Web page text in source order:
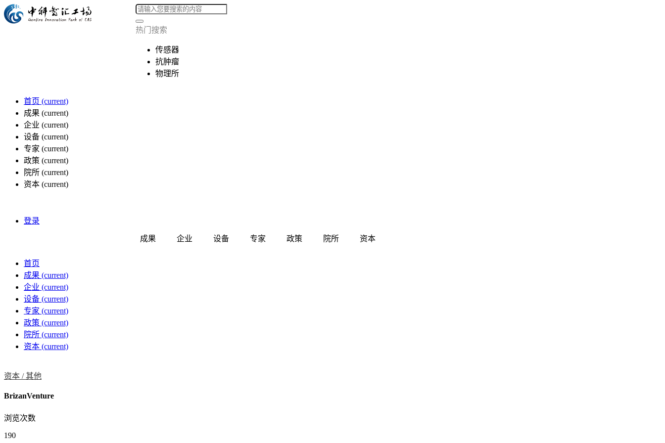
热门搜索
传感器
抗肿瘤
物理所
首页 (current)
成果 (current)
企业 (current)
设备 (current)
专家 (current)
政策 (current)
院所 (current)
资本 (current)
登录
成果 企业 设备 专家 政策 院所 资本
首页
成果 (current)
企业 (current)
设备 (current)
专家 (current)
政策 (current)
院所 (current)
资本 (current)
资本 /其他
BrizanVenture
浏览次数
190